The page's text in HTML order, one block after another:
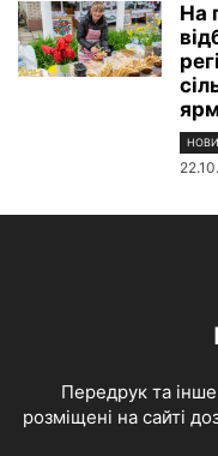
На
Передрук та
розміщені на сайті